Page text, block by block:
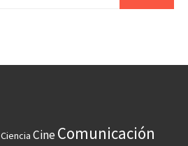
Ciencia CineComunicación